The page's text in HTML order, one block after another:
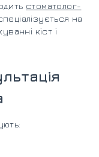
стоматолог-
на
кіст і